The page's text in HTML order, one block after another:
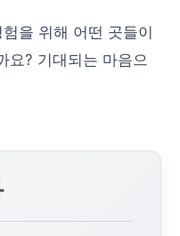
을 위해 어떤 곳들이
요? 기대되는 마음으